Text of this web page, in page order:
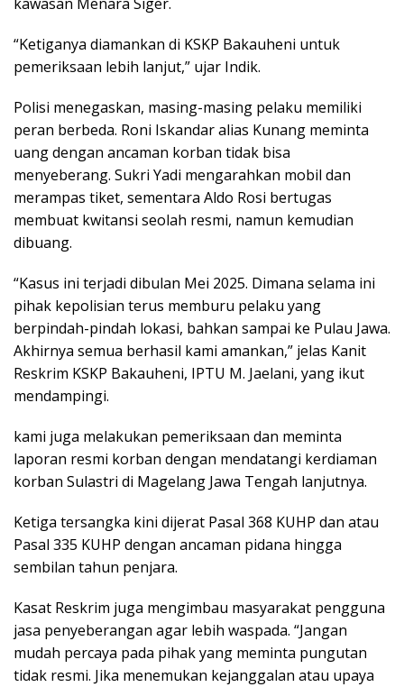
“Ketiganya diamankan di KSKP Bakauheni untuk
pemeriksaan lebih lanjut,” ujar Indik.
Polisi menegaskan, masing-masing pelaku memiliki
peran berbeda. Roni Iskandar alias Kunang meminta
uang dengan ancaman korban tidak bisa
menyeberang. Sukri Yadi mengarahkan mobil dan
merampas tiket, sementara Aldo Rosi bertugas
membuat kwitansi seolah resmi, namun kemudian
dibuang.
“Kasus ini terjadi dibulan Mei 2025. Dimana selama ini
pihak kepolisian terus memburu pelaku yang
berpindah-pindah lokasi, bahkan sampai ke Pulau Jawa.
Akhirnya semua berhasil kami amankan,” jelas Kanit
Reskrim KSKP Bakauheni, IPTU M. Jaelani, yang ikut
mendampingi.
kami juga melakukan pemeriksaan dan meminta
laporan resmi korban dengan mendatangi kerdiaman
korban Sulastri di Magelang Jawa Tengah lanjutnya.
Ketiga tersangka kini dijerat Pasal 368 KUHP dan atau
Pasal 335 KUHP dengan ancaman pidana hingga
sembilan tahun penjara.
Kasat Reskrim juga mengimbau masyarakat pengguna
jasa penyeberangan agar lebih waspada. “Jangan
mudah percaya pada pihak yang meminta pungutan
tidak resmi. Jika menemukan kejanggalan atau upaya